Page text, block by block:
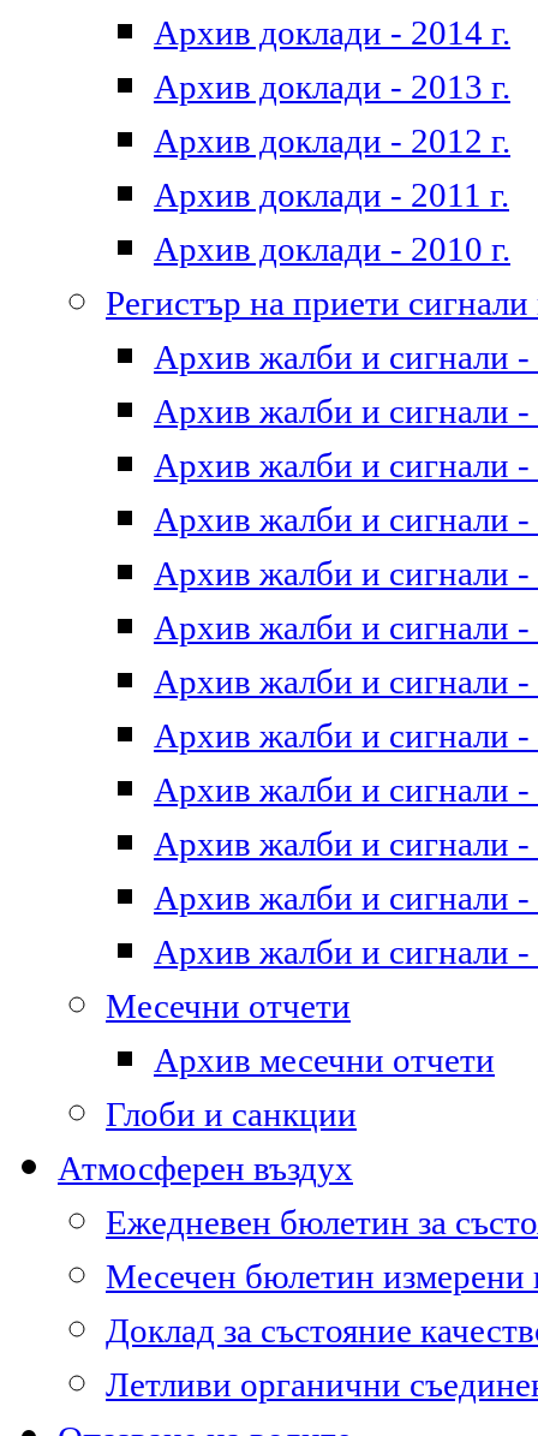
Архив доклади - 2014 г.
Архив доклади - 2013 г.
Архив доклади - 2012 г.
Архив доклади - 2011 г.
Архив доклади - 2010 г.
Регистър на приети
Архив жалби и сигнали -
Архив жалби и сигнали -
Архив жалби и сигнали -
Архив жалби и сигнали -
Архив жалби и сигнали -
Архив жалби и сигнали -
Архив жалби и сигнали -
Архив жалби и сигнали -
Архив жалби и сигнали -
Архив жалби и сигнали -
Архив жалби и сигнали -
Архив жалби и сигнали -
Месечни отчети
Архив месечни отчети
Глоби и санкции
Атмосферен въздух
Ежедневен бюлетин за
Месечен бюлетин
Доклад за състояние
Летливи органични